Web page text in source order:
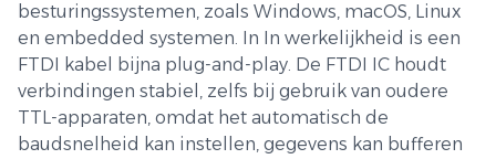
besturingssystemen, zoals Windows, macOS, Linux
en embedded systemen. In In werkelijkheid is een
FTDI kabel bijna plug-and-play. De FTDI IC houdt
verbindingen stabiel, zelfs bij gebruik van oudere
TTL-apparaten, omdat het automatisch de
baudsnelheid kan instellen, gegevens kan bufferen